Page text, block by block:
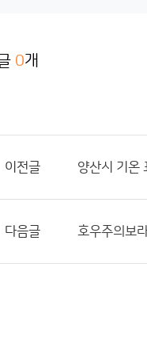
0개
이전글 양산시 기온
다음글 호우주의보